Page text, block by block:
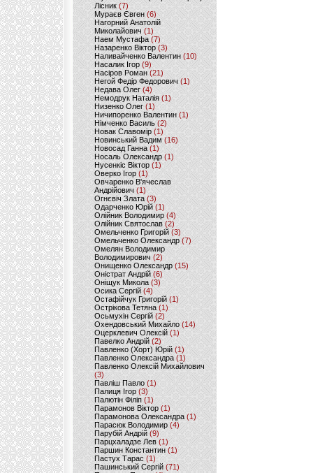
Лісник (7)
Мураєв Євген(6)
Нагорний Анатолій
Миколайович (1)
Наем Мустафа (7)
Назаренко Віктор (3)
Наливайченко Валентин (10)
Насалик Ігор(9)
Насіров Роман (21)
Негой Федір Федорович(1)
Недава Олег(4)
Немодрук Наталія(1)
Низенко Олег (1)
Ничипоренко Валентин (1)
Німченко Василь (2)
Новак Славомір (1)
Новинський Вадим (16)
Новосад Ганна (1)
Носаль Олександр (1)
Нусенкіс Віктор (1)
Оверко Ігор (1)
Овчаренко В'ячеслав
Андрійович(1)
Огнєвіч Злата (3)
Одарченко Юрій(1)
Олійник Володимир (4)
Олійник Святослав (2)
Омельченко Григорій (3)
Омельченко Олександр(7)
Омелян Володимир
Володимирович (2)
Онищенко Олександр (15)
Оністрат Андрій (6)
Оніщук Микола (3)
Осика Сергій(4)
Остафійчук Григорій(1)
Острікова Тетяна (1)
Осьмухін Сергій (2)
Охендовський Михайло (14)
Оцерклевич Олексій (1)
Павелко Андрій (2)
Павленко (Хорт) Юрій (1)
Павленко Олександра (1)
Павленко Олексій Михайлович
(3)
Павліш Павло(1)
Палиця Ігор (3)
Палютін Філіп(1)
Парамонов Віктор (1)
Парамонова Олександра(1)
Парасюк Володимир(4)
Парубій Андрій (9)
Парцхаладзе Лев (1)
Паршин Константин(1)
Пастух Тарас (1)
Пашинський Сергій (71)